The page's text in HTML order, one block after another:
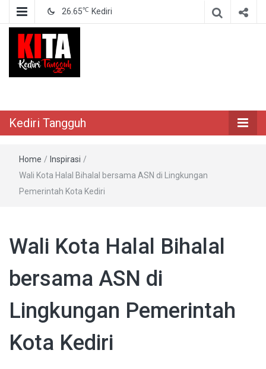
26.65℃ Kediri
Kediri Tangguh
Home / Inspirasi /
Wali Kota Halal Bihalal bersama ASN di Lingkungan
Pemerintah Kota Kediri
Wali Kota Halal Bihalal
bersama ASN di
Lingkungan Pemerintah
Kota Kediri